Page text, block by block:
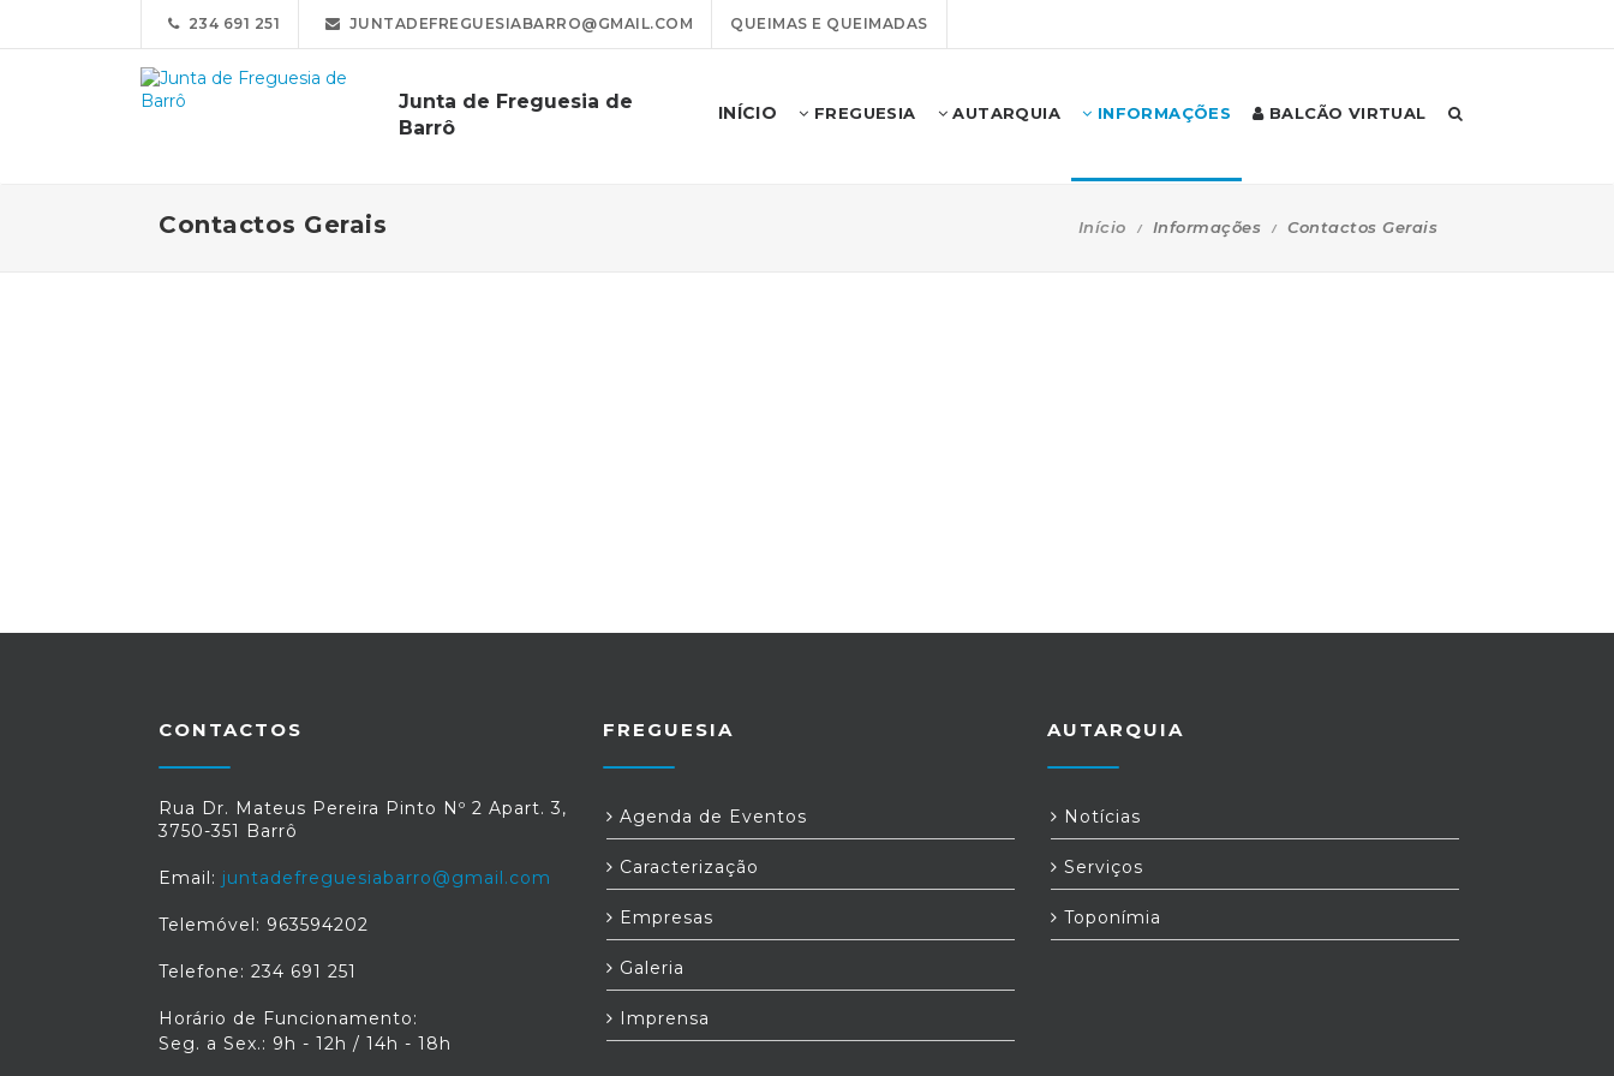
234 691 251 JUNTADEFREGUESIABARRO@GMAIL.COM QUEIMAS E QUEIMADAS
Junta de Freguesia de
Barrô
INÍCIO FREGUESIA AUTARQUIA INFORMAÇÕES BALCÃO VIRTUAL
Contactos Gerais Início Informações Contactos Gerais
CONTACTOS
Rua Dr. Mateus Pereira Pinto Nº 2 Apart. 3,
3750-351 Barrô
Email: juntadefreguesiabarro@gmail.com
Telemóvel: 963594202
Telefone: 234 691 251
Horário de Funcionamento:
Seg. a Sex.: 9h - 12h / 14h - 18h
FREGUESIA
Agenda de Eventos
Caracterização
Empresas
Galeria
Imprensa
AUTARQUIA
Notícias
Serviços
Toponímia